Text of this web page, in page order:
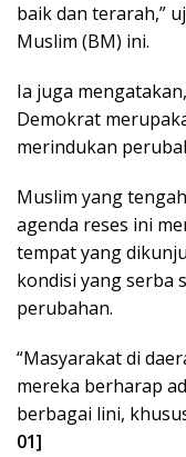
baik dan terarah,”
Muslim (BM) ini.
Ia juga
Demokrat
merindukan
Muslim yang
agenda reses ini
tempat yang
kondisi yang serba
perubahan.
“Masyarakat di
mereka berharap
berbagai lini,
01]